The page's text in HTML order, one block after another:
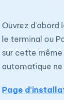
Ouvrez d'abord
le terminal ou
sur cette même
automatique
Page